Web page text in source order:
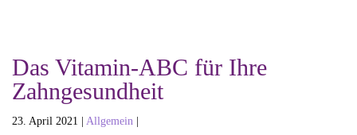
Das Vitamin-ABC für Ihre
Zahngesundheit
23. April 2021 | Allgemein